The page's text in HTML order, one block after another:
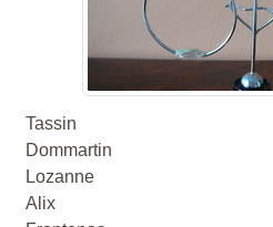
Tassin
Dommartin
Lozanne
Alix